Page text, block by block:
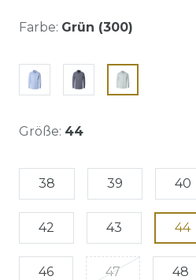
Farbe: Grün (300)
Größe: 44
38 39 40
42 43 44
46 47 48